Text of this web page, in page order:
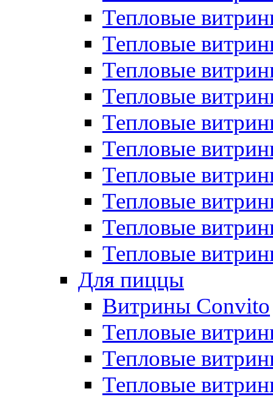
Тепловые
Тепловые
Тепловые
Тепловые
Тепловые
Тепловые
Тепловые
Тепловые
Тепловые
Тепловые
Для пиццы
Витрины Convito
Тепловые
Тепловые
Тепловые